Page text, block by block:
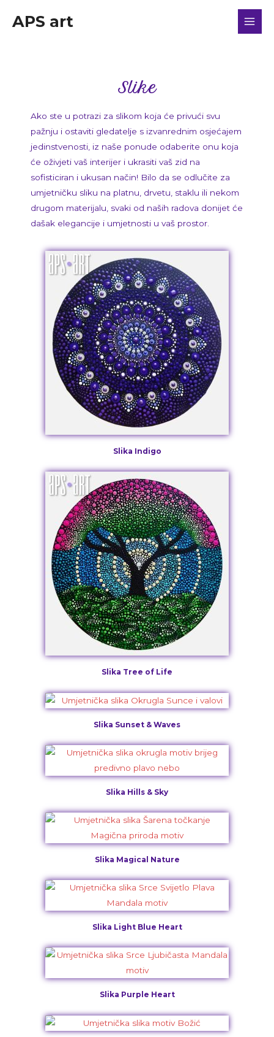
APS art
Slike
Ako ste u potrazi za slikom koja će privući svu
pažnju i ostaviti gledatelje s izvanrednim osjećajem
jedinstvenosti, iz naše ponude odaberite onu koja
će oživjeti vaš interijer i ukrasiti vaš zid na
sofisticiran i ukusan način! Bilo da se odlučite za
umjetničku sliku na platnu, drvetu, staklu ili nekom
drugom materijalu, svaki od naših radova donijet će
dašak elegancije i umjetnosti u vaš prostor.
Slika Indigo
Slika Tree of Life
Slika Sunset & Waves
Slika Hills & Sky
Slika Magical Nature
Slika Light Blue Heart
Slika Purple Heart